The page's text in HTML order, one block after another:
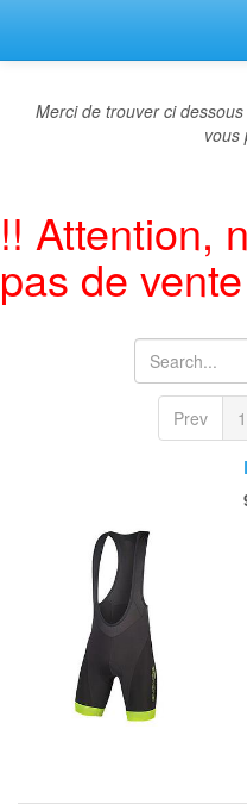
Merci de trouver ci
vous
!! Attention,
pas de
Prev 1